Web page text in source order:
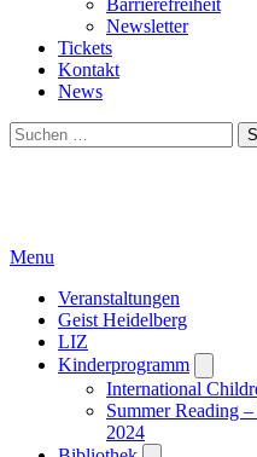
Barrierefreiheit
Newsletter
Tickets
Kontakt
News
Suchen
nach:
Menu
Veranstaltungen
Geist Heidelberg
LIZ
Kinderprogramm
International
Summer Reading
2024